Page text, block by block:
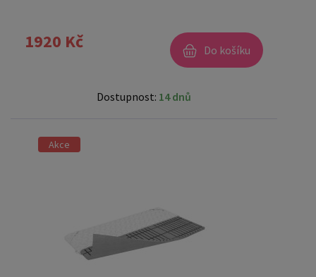
1920 Kč Do košíku
Dostupnost: 14 dnů
Akce